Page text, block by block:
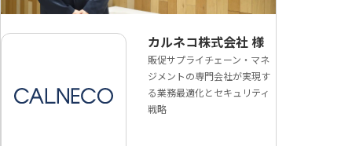
カルネコ株式会社 様
販促サプライチェーン・マネ
ジメントの専門会社が実現す
る業務最適化とセキュリティ
戦略